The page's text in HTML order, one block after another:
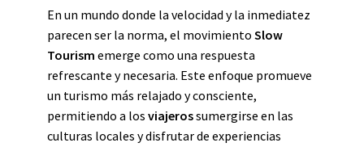
En un mundo donde la velocidad y la inmediatez
parecen ser la norma, el movimiento Slow
Tourism emerge como una respuesta
refrescante y necesaria. Este enfoque promueve
un turismo más relajado y consciente,
permitiendo a los viajerossumergirse en las
culturas locales y disfrutar de experiencias